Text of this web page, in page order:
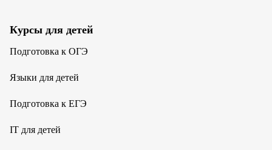
Курсы для детей
Подготовка к ОГЭ
Языки для детей
Подготовка к ЕГЭ
IT для детей